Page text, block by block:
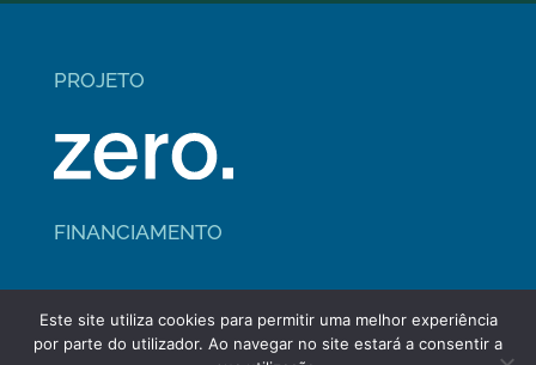
PROJETO
FINANCIAMENTO
ícones por
Este site utiliza cookies para permitir uma melhor experiência
por parte do utilizador. Ao navegar no site estará a consentir a